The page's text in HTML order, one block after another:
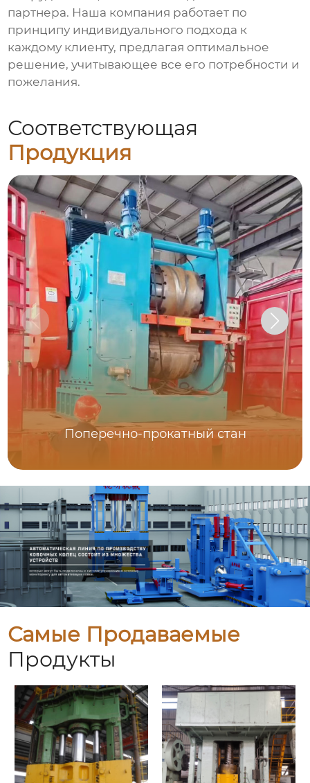
партнера. Наша компания работает по
принципу индивидуального подхода к
каждому клиенту, предлагая оптимальное
решение, учитывающее все его потребности и
пожелания.
Соответствующая
Продукция
Поперечно-прокатный стан
Самые Продаваемые
Продукты